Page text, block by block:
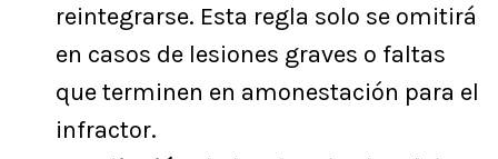
reintegrarse. Esta regla solo se omitirá
en casos de lesiones graves o faltas
que terminen en amonestación para el
infractor.